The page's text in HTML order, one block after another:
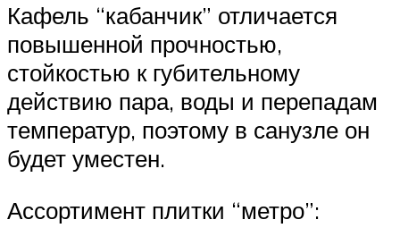
Кафель “кабанчик” отличается
повышенной прочностью,
стойкостью к губительному
действию пара, воды и перепадам
температур, поэтому в санузле он
будет уместен.
Ассортимент плитки “метро”: